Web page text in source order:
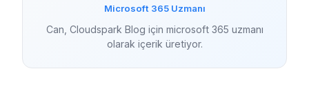
Microsoft 365 Uzmanı
Can, Cloudspark Blog için microsoft 365 uzmanı
olarak içerik üretiyor.